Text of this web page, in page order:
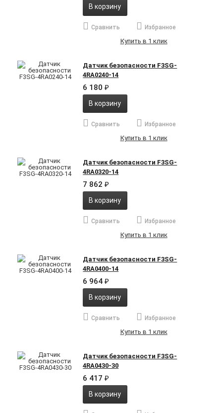
В корзину
Сравнить Избранное
Купить в 1 клик
Датчик безопасности F3SG-
4RA0240-14
6 180₽
В корзину
Сравнить Избранное
Купить в 1 клик
Датчик безопасности F3SG-
4RA0320-14
7 862₽
В корзину
Сравнить Избранное
Купить в 1 клик
Датчик безопасности F3SG-
4RA0400-14
6 964₽
В корзину
Сравнить Избранное
Купить в 1 клик
Датчик безопасности F3SG-
4RA0430-30
6 417₽
В корзину